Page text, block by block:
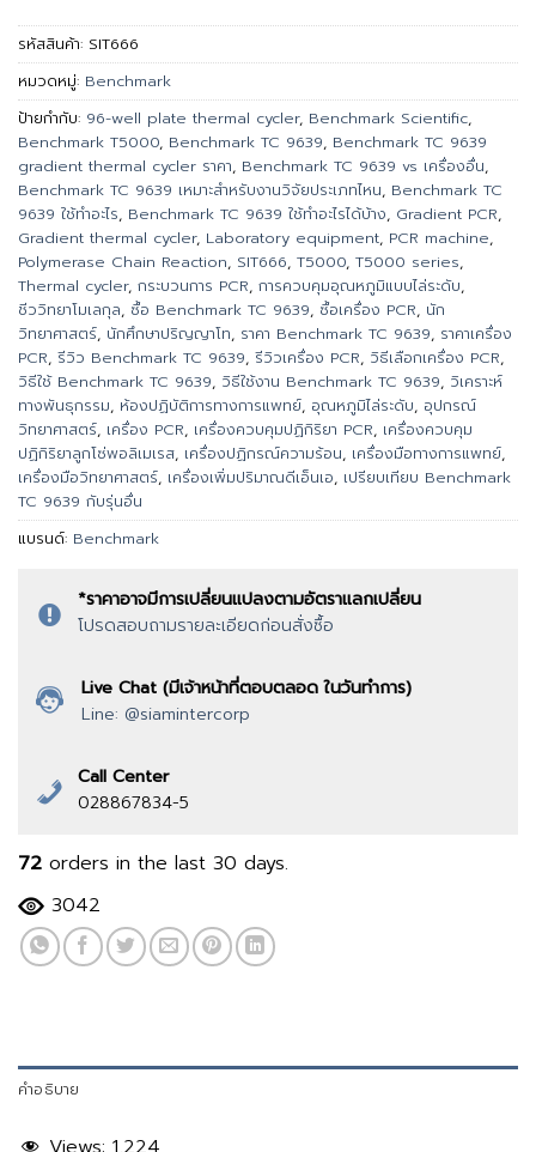
รหัสสินค้า: SIT666
หมวดหมู่: Benchmark
ป้ายกำกับ: 96-well plate thermal cycler, Benchmark Scientific,
Benchmark T5000, Benchmark TC 9639, Benchmark TC 9639
gradient thermal cycler ราคา, Benchmark TC 9639 vs เครื่องอื่น,
Benchmark TC 9639 เหมาะสำหรับงานวิจัยประเภทไหน, Benchmark TC
9639 ใช้ทำอะไร, Benchmark TC 9639 ใช้ทำอะไรได้บ้าง, Gradient PCR,
Gradient thermal cycler, Laboratory equipment, PCR machine,
Polymerase Chain Reaction, SIT666, T5000, T5000 series,
Thermal cycler, กระบวนการ PCR, การควบคุมอุณหภูมิแบบไล่ระดับ,
ชีววิทยาโมเลกุล, ซื้อ Benchmark TC 9639, ซื้อเครื่อง PCR, นัก
วิทยาศาสตร์, นักศึกษาปริญญาโท, ราคา Benchmark TC 9639, ราคาเครื่อง
PCR, รีวิว Benchmark TC 9639, รีวิวเครื่อง PCR, วิธีเลือกเครื่อง PCR,
วิธีใช้ Benchmark TC 9639, วิธีใช้งาน Benchmark TC 9639, วิเคราะห์
ทางพันธุกรรม, ห้องปฏิบัติการทางการแพทย์, อุณหภูมิไล่ระดับ, อุปกรณ์
วิทยาศาสตร์, เครื่อง PCR, เครื่องควบคุมปฏิกิริยา PCR, เครื่องควบคุม
ปฏิกิริยาลูกโซ่พอลิเมเรส, เครื่องปฏิกรณ์ความร้อน, เครื่องมือทางการแพทย์,
เครื่องมือวิทยาศาสตร์, เครื่องเพิ่มปริมาณดีเอ็นเอ, เปรียบเทียบ Benchmark
TC 9639 กับรุ่นอื่น
แบรนด์: Benchmark
*ราคาอาจมีการเปลี่ยนแปลงตามอัตราแลกเปลี่ยน
โปรดสอบถามรายละเอียดก่อนสั่งซื้อ
Live Chat (มีเจ้าหน้าที่ตอบตลอด ในวันทำการ)
Line: @siamintercorp
Call Center
028867834-5
72 orders in the last 30 days.
3042
คำอธิบาย